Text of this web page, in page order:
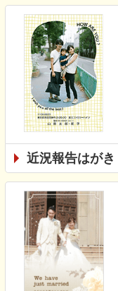
近況報告はがき